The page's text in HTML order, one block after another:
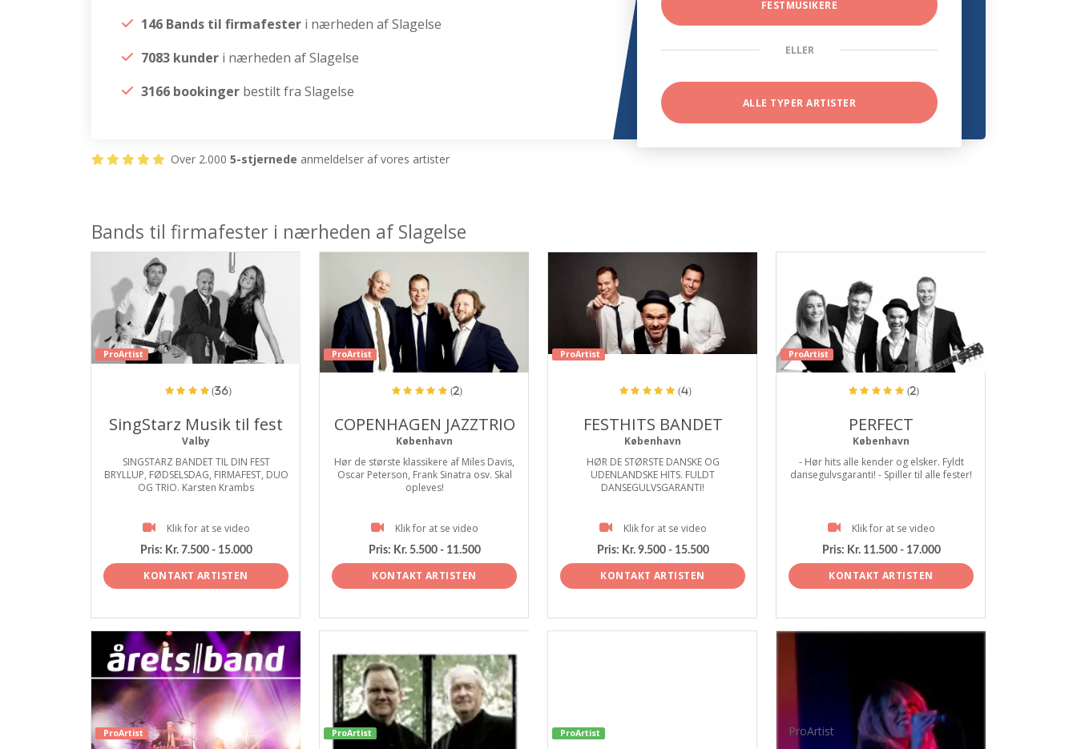
146 Bands til firmafester i nærheden af Slagelse
7083 kunder i nærheden af Slagelse
3166 bookinger bestilt fra Slagelse
FESTMUSIKERE
ELLER
ALLE TYPER ARTISTER
Over 2.000 5-stjernede anmeldelser af vores artister
Bands til firmafester i nærheden af Slagelse
ProArtist
(36)
SingStarz Musik til fest
Valby
SINGSTARZ BANDET TIL DIN FEST
BRYLLUP, FØDSELSDAG, FIRMAFEST, DUO
OG TRIO. Karsten Krambs
Klik for at se video
Pris: Kr. 7.500 - 15.000
KONTAKT ARTISTEN
ProArtist
(2)
COPENHAGEN JAZZTRIO
København
Hør de største klassikere af Miles Davis,
Oscar Peterson, Frank Sinatra osv. Skal
opleves!
Klik for at se video
Pris: Kr. 5.500 - 11.500
KONTAKT ARTISTEN
ProArtist
(4)
FESTHITS BANDET
København
HØR DE STØRSTE DANSKE OG
UDENLANDSKE HITS. FULDT
DANSEGULVSGARANTI!
Klik for at se video
Pris: Kr. 9.500 - 15.500
KONTAKT ARTISTEN
ProArtist
(2)
PERFECT
København
- Hør hits alle kender og elsker. Fyldt
dansegulvsgaranti! - Spiller til alle fester!
Klik for at se video
Pris: Kr. 11.500 - 17.000
KONTAKT ARTISTEN
ProArtist ProArtist ProArtist ProArtist